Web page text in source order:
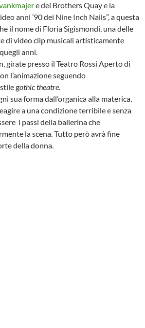
e dei Brothers Quay e la
anni ’90 dei Nine Inch Nails”, a questa
il nome di Floria Sigismondi, una delle
di video clip musicali artisticamente
anni.
girate presso il Teatro Rossi Aperto di
l’animazione seguendo
gothic theatre.
sua forma dall’organica alla materica,
a una condizione terribile e senza
i passi della ballerina che
la scena. Tutto però avrà fine
della donna.